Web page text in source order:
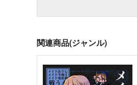
関連商品(ジャンル)